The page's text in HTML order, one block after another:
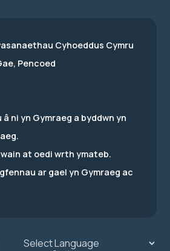
Cyhoeddus Cymru
Pencoed
ni yn Gymraeg a byddwn yn
at oedi wrth ymateb.
ar gael yn Gymraeg ac